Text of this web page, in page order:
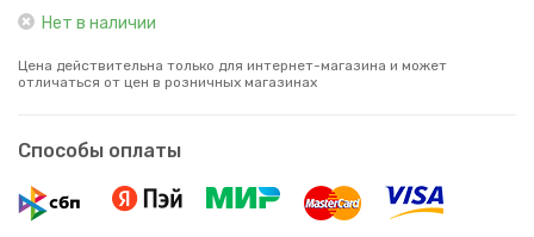
Нет в наличии
Цена действительна только для интернет-магазина и может
отличаться от цен в розничных магазинах
Способы оплаты